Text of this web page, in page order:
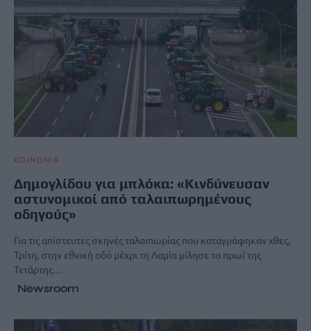
ΚΟΙΝΩΝΙΑ
Δημογλίδου για μπλόκα: «Κινδύνευσαν
αστυνομικοί από ταλαιπωρημένους
οδηγούς»
Για τις απίστευτες σκηνές ταλαιπωρίας που καταγράφηκαν χθες,
Τρίτη, στην εθνική οδό μέχρι τη Λαμία μίλησε το πρωί της
Τετάρτης…
Newsroom